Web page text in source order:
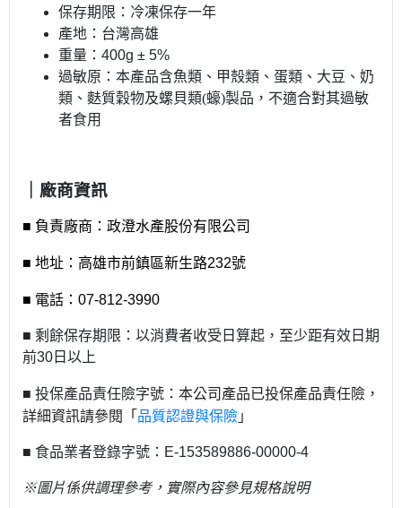
保存期限：冷凍保存一年
產地：台灣高雄
重量：400g ± 5%
過敏原：本產品含魚類、甲殼類、蛋類、大豆、奶
類、麩質穀物及螺貝類(蠔)製品，不適合對其過敏
者食用
｜廠商資訊
■ 負責廠商：政澄水產股份有限公司
■ 地址：高雄市前鎮區新生路232號
■ 電話：07-812-3990
■ 剩餘保存期限：以消費者收受日算起，至少距有效日期
前30日以上
■ 投保產品責任險字號： 本公司產品已投保產品責任險，
詳細資訊請參閱「品質認證與保險」
■ 食品業者登錄字號：E-153589886-00000-4
※圖片係供調理參考，實際內容參見規格說明